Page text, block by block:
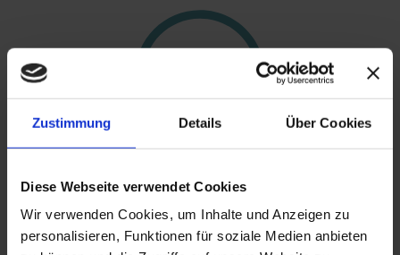
Zustimmung Details Über Cookies
Diese Webseite verwendet Cookies
Wir verwenden Cookies, um Inhalte und Anzeigen zu
personalisieren, Funktionen für soziale Medien anbieten
Prima, das hat schon mal funktioniert!
Ein Schritt fehlt